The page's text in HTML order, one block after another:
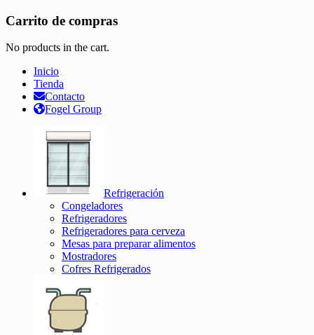
Carrito de compras
No products in the cart.
Inicio
Tienda
Contacto
Fogel Group
Refrigeración
Congeladores
Refrigeradores
Refrigeradores para cerveza
Mesas para preparar alimentos
Mostradores
Cofres Refrigerados